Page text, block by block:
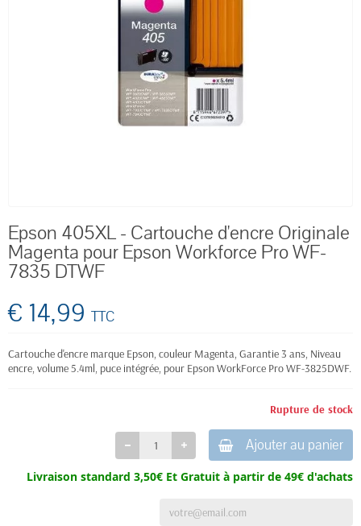
Epson 405XL - Cartouche d'encre Originale
Magenta pour Epson Workforce Pro WF-
7835 DTWF
€ 14,99 TTC
Cartouche d'encre marque Epson, couleur Magenta, Garantie 3 ans, Niveau
encre, volume 5.4ml, puce intégrée, pour Epson WorkForce ProWF-3825DWF.
Rupture de stock
Ajouter au panier
Livraison standard 3,50€ Et Gratuit à partir de 49€ d'achats